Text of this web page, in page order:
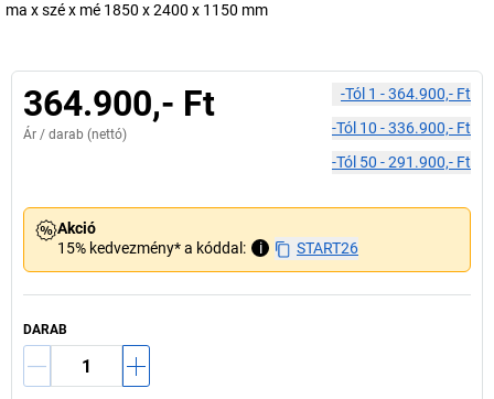
ma x szé x mé 1850 x 2400 x 1150 mm
364.900,- Ft
Ár / darab (nettó)
-tól 1 -364.900,- Ft
-tól 10 -336.900,- Ft
-tól 50 -291.900,- Ft
Akció
15% kedvezmény* a kóddal:
i START26
DARAB